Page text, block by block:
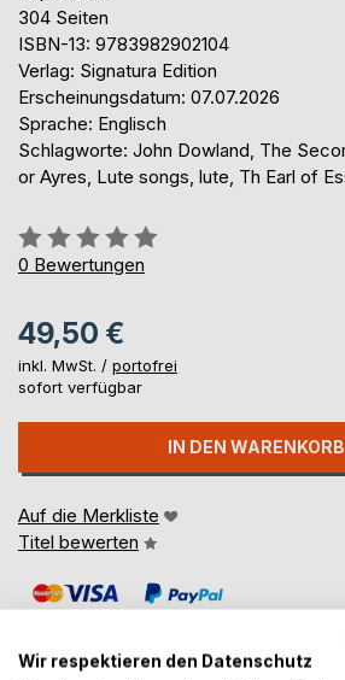
304 Seiten
ISBN-13: 9783982902104
Verlag: Signatura Edition
Erscheinungsdatum: 07.07.2026
Sprache: Englisch
Schlagworte: John Dowland, The
or Ayres, Lute songs, lute, Th Earl of
Bewertung::
0%
0 Bewertungen
49,50 €
inkl. MwSt. / portofrei
sofort verfügbar
IN DEN WARENKORB
Auf die Merkliste
Titel bewerten
Wir respektieren den Datenschutz